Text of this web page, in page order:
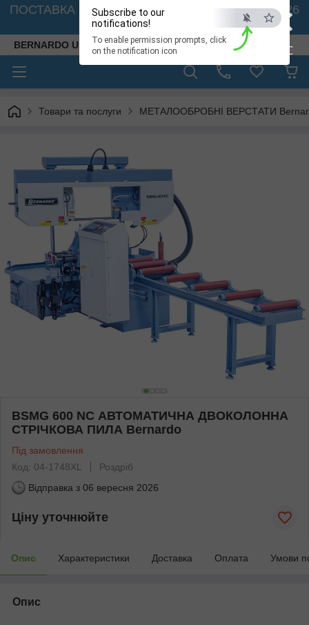
×
ESC
Subscribe to our
notifications!
To enable permission prompts, click
on the notification icon
ПОСТАВКА ВЕРСТАТІВ З АВСТРІЇ - 🚛 26.08. 2026
🚛
BERNARDO UKRAINE
Товари та послуги МЕТАЛООБРОБНІ ВЕРСТАТИ
BSMG 600 NC АВТОМАТИЧНА ДВОКОЛОННА
СТРІЧКОВА ПИЛА Bernardo
Під замовлення
Код: 04-1748XL
Роздріб
Відправка з 06 вересня 2026
Ціну уточнюйте
Опис Характеристики Доставка Оплата Умови
Опис